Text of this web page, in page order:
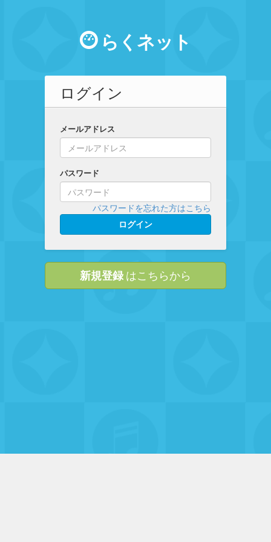
らくネット
ログイン
メールアドレス
パスワード
パスワードを忘れた方はこちら
ログイン
新規登録 はこちらから